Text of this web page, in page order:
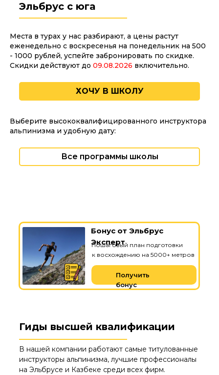
Эльбрус с юга
Места в турах у нас разбирают, а цены растут
еженедельно с воскресенья на понедельник на 500
- 1000 рублей, успейте забронировать по скидке.
Скидки действуют до 09.08.2026 включительно.
ХОЧУ В ШКОЛУ
Выберите высококвалифицированного инструктора
альпинизма и удобную дату:
Все программы школы
Бонус от Эльбрус
Эксперт
Пошаговый план подготовки
к восхождению на 5000+ метров
Получить
бонус
Гиды высшей квалификации
В нашей компании работают самые титулованные
инструкторы альпинизма, лучшие профессионалы
на Эльбрусе и Казбеке среди всех фирм.